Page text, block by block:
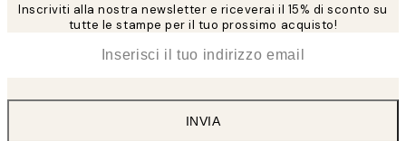
Inscriviti alla nostra newsletter e riceverai il 15% di sconto su
tutte le stampe per il tuo prossimo acquisto!
INVIA